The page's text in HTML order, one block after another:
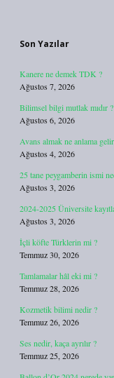
Son Yazılar
Kanere ne demek TDK ?
Ağustos 7, 2026
Bilimsel bilgi mutlak mıdır ?
Ağustos 6, 2026
Avans almak ne anlama
Ağustos 4, 2026
25 tane peygamberin ismi
Ağustos 3, 2026
2024-2025 Üniversite
Ağustos 3, 2026
İçli köfte Türklerin mi ?
Temmuz 30, 2026
Tamlamalar hâl eki mi ?
Temmuz 28, 2026
Kozmetik bilimi nedir ?
Temmuz 26, 2026
Ses nedir, kaça ayrılır ?
Temmuz 25, 2026